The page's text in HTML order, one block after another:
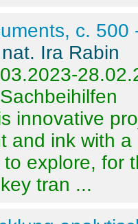
c. 500
Ira Rabin
innovative
and ink with
explore, for
tran ...